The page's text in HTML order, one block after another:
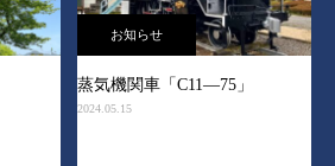
お知らせ
蒸気機関車「C11―75」
2024.05.15